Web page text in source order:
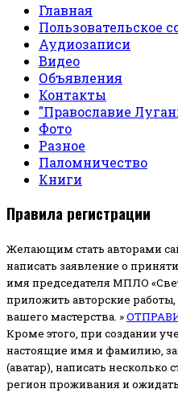
Главная
Пользовательское
Аудиозаписи
Видео
Объявления
Контакты
"Православие
Фото
Разное
Паломничество
Книги
Правила регистрации
Желающим стать авторами
написать заявление о
имя председателя МПЛО
приложить авторские
вашего мастерства. »
Кроме этого, при создании
настоящие имя и фамилию,
(аватар), написать несколько
регион проживания и